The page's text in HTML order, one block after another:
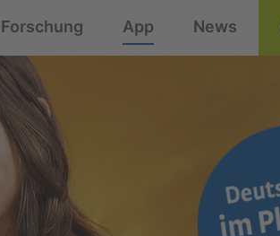
Forschung App News